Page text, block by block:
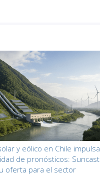
y eólico en Chile impulsa
de pronósticos: Suncast
oferta para el sector